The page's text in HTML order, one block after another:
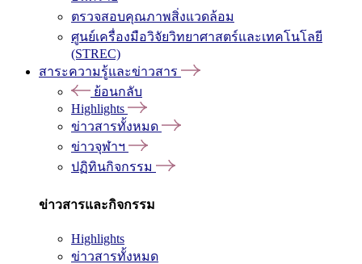
ตรวจสอบคุณภาพสิ่งแวดล้อม
ศูนย์เครื่องมือวิจัยวิทยาศาสตร์และเทคโนโลยี
(STREC)
สาระความรู้และข่าวสาร
ย้อนกลับ
Highlights
ข่าวสารทั้งหมด
ข่าวจุฬาฯ
ปฏิทินกิจกรรม
ข่าวสารและกิจกรรม
Highlights
ข่าวสารทั้งหมด